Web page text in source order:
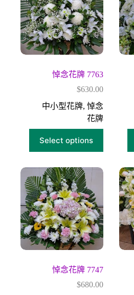
悼念花牌 7763
$630.00
中小型花牌, 悼念
花牌
Select options
悼念花牌 7747
$680.00